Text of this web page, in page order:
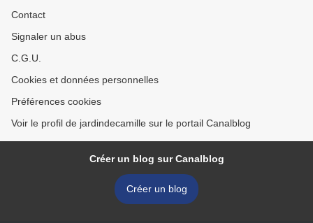
Contact
Signaler un abus
C.G.U.
Cookies et données personnelles
Préférences cookies
Voir le profil de jardindecamille sur le portail Canalblog
Créer un blog sur Canalblog
Créer un blog